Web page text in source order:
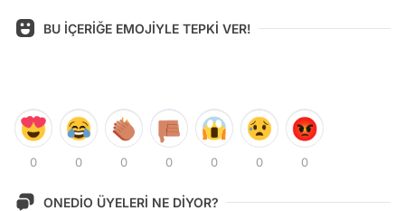
BU İÇERİĞE EMOJİYLE TEPKİ VER!
0 0 0 0 0 0 0
ONEDİO ÜYELERİ NE DİYOR?